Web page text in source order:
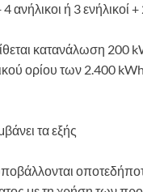
ανήλικοι ή 3 ενήλικοί
κατανάλωση 200
ορίου των 2.400
τα εξής